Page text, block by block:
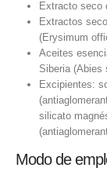
Extracto seco
Extractos
(Erysimum
Aceites
Siberia (Abies
Excipientes:
silicato
Modo de